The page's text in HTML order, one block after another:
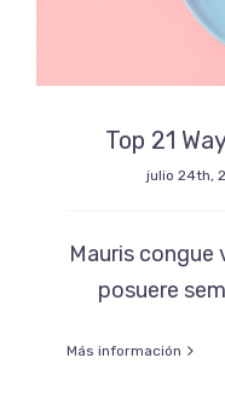
Top 21
julio 24th,
Mauris congue
posuere
Más información